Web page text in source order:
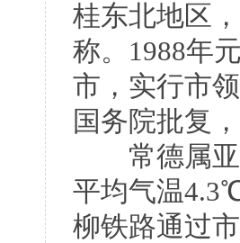
桂东北地区
称。1988年
市，实行市
国务院批复
常德属亚
平均气温
柳铁路通过